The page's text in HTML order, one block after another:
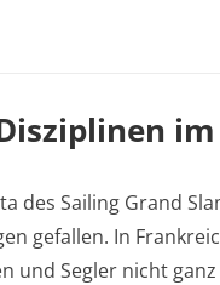
des Sailing Grand
gefallen. In
und Segler nicht